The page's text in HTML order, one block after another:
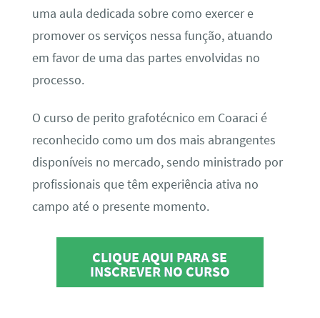
uma aula dedicada sobre como exercer e
promover os serviços nessa função, atuando
em favor de uma das partes envolvidas no
processo.
O curso de perito grafotécnico em Coaraci é
reconhecido como um dos mais abrangentes
disponíveis no mercado, sendo ministrado por
profissionais que têm experiência ativa no
campo até o presente momento.
CLIQUE AQUI PARA SE
INSCREVER NO CURSO